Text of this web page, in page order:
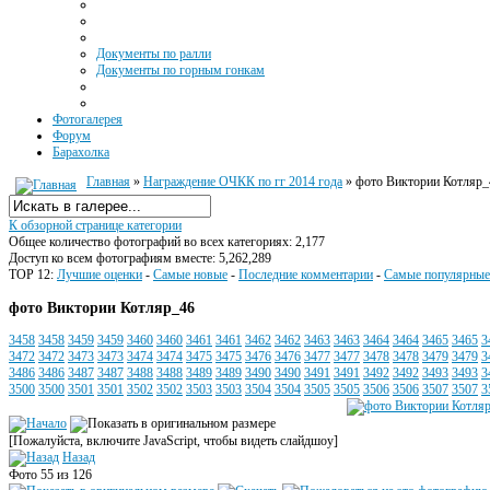
Документы по ралли
Документы по горным гонкам
Фотогалерея
Форум
Барахолка
Главная » Награждение ОЧКК по гг 2014 года » фото Виктории
К обзорной странице категории
Общее количество фотографий во всех категориях: 2,177
Доступ ко всем фотографиям вместе: 5,262,289
TOP 12: Лучшие оценки - Самые новые - Последние комментарии - Самые популярные
фото Виктории Котляр_46
3458 3458 3459 3459 3460 3460 3461 3461 3462 3462 3463 3463 3464 3464 3465 3465
3472 3472 3473 3473 3474 3474 3475 3475 3476 3476 3477 3477 3478 3478 3479 3479
3486 3486 3487 3487 3488 3488 3489 3489 3490 3490 3491 3491 3492 3492 3493 3493
3500 3500 3501 3501 3502 3502 3503 3503 3504 3504 3505 3505 3506 3506 3507 3507
[Пожалуйста, включите JavaScript, чтобы видеть слайдшоу]
Назад
Фото 55 из 126